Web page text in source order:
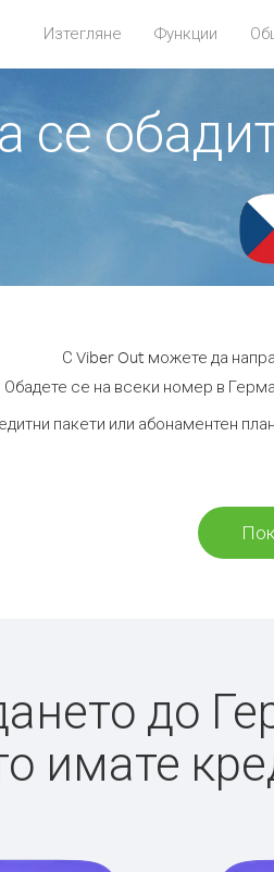
Изтегляне Функции
се
С Viber Out можете да
Обадете се на всеки номер в
пакети или абонаментен
до
имате